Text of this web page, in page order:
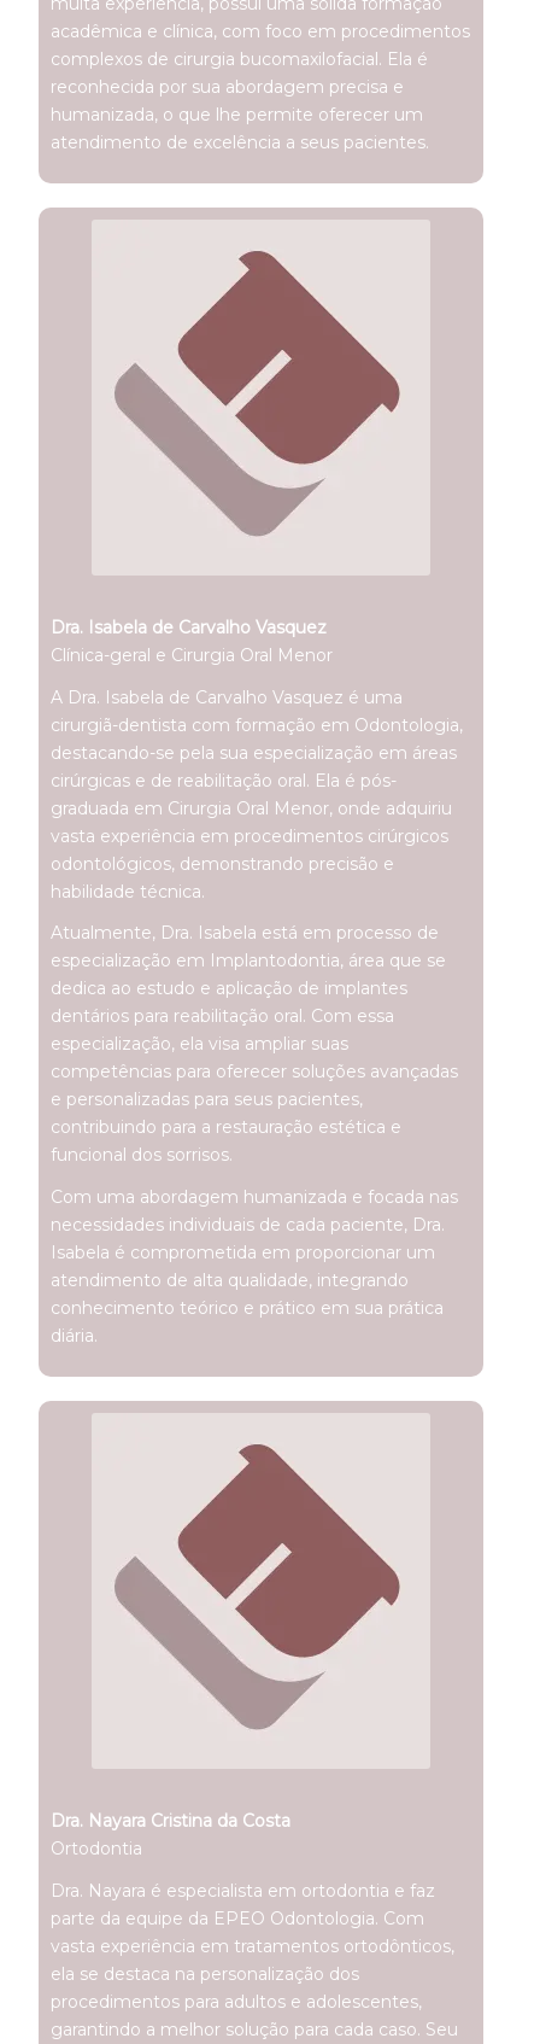
acadêmica e clínica, com foco em procedimentos
complexos de cirurgia bucomaxilofacial. Ela é
reconhecida por sua abordagem precisa e
humanizada, o que lhe permite oferecer um
atendimento de excelência a seus pacientes.
Dra. Isabela de Carvalho Vasquez
Clínica-geral e Cirurgia Oral Menor
A Dra. Isabela de Carvalho Vasquez é uma
cirurgiã-dentista com formação em Odontologia,
destacando-se pela sua especialização em áreas
cirúrgicas e de reabilitação oral. Ela é pós-
graduada em Cirurgia Oral Menor, onde adquiriu
vasta experiência em procedimentos cirúrgicos
odontológicos, demonstrando precisão e
habilidade técnica.
Atualmente, Dra. Isabela está em processo de
especialização em Implantodontia, área que se
dedica ao estudo e aplicação de implantes
dentários para reabilitação oral. Com essa
especialização, ela visa ampliar suas
competências para oferecer soluções avançadas
e personalizadas para seus pacientes,
contribuindo para a restauração estética e
funcional dos sorrisos.
Com uma abordagem humanizada e focada nas
necessidades individuais de cada paciente, Dra.
Isabela é comprometida em proporcionar um
atendimento de alta qualidade, integrando
conhecimento teórico e prático em sua prática
diária.
Dra. Nayara Cristina da Costa
Ortodontia
Dra. Nayara é especialista em ortodontia e faz
parte da equipe da EPEO Odontologia. Com
vasta experiência em tratamentos ortodônticos,
ela se destaca na personalização dos
procedimentos para adultos e adolescentes,
garantindo a melhor solução para cada caso. Seu